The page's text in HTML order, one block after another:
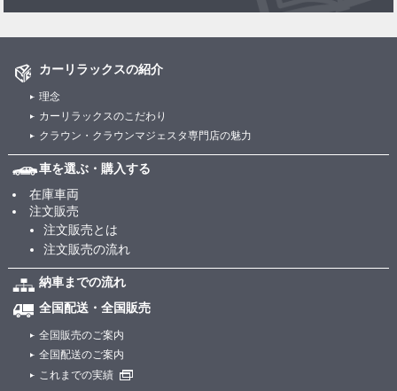
カーリラックスの紹介
理念
カーリラックスのこだわり
クラウン・クラウンマジェスタ専門店の魅力
車を選ぶ・購入する
在庫車両
注文販売
注文販売とは
注文販売の流れ
納車までの流れ
全国配送・全国販売
全国販売のご案内
全国配送のご案内
これまでの実績